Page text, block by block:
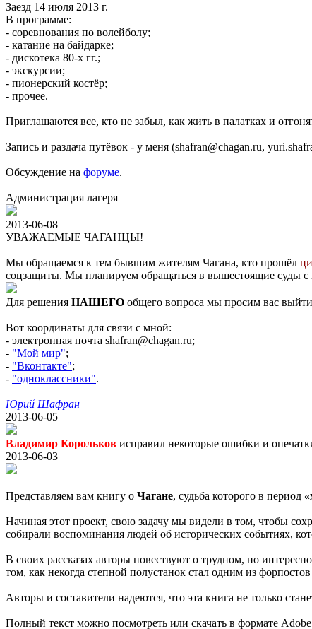
Заезд 14 июля 2013 г.
В программе:
- соревнования по волейболу;
- катание на байдарке;
- дискотека 80-х гг.;
- экскурсии;
- пионерский костёр;
- прочее.
Приглашаются все, кто не забыл, как жить в палатках и
Запись и раздача путёвок - у меня (shafran@chagan.ru,
Обсуждение на форуме.
Администрация лагеря
2013-06-08
УВАЖАЕМЫЕ ЧАГАНЦЫ!
Мы обращаемся к тем бывшим жителям Чагана, кто прошёл
соцзащиты. Мы планируем обращаться в вышестоящие суды с
Для решения НАШЕГО общего вопроса мы просим вас
Вот координаты для связи с мной:
- электронная почта shafran@chagan.ru;
- "Мой мир";
- "Вконтакте";
- "одноклассники".
Юрий Шафран
2013-06-05
Владимир Корольков исправил некоторые ошибки и
2013-06-03
Представляем вам книгу о Чагане, судьба которого в период
Начиная этот проект, свою задачу мы видели в том, чтобы
собирали воспоминания людей об исторических событиях,
В своих рассказах авторы повествуют о трудном, но
том, как некогда степной полустанок стал одним из
Авторы и составители надеются, что эта книга не только
Полный текст можно посмотреть или скачать в формате